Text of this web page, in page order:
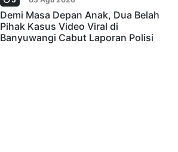
Demi Masa Depan Anak, Dua Belah
Pihak Kasus Video Viral di
Banyuwangi Cabut Laporan Polisi